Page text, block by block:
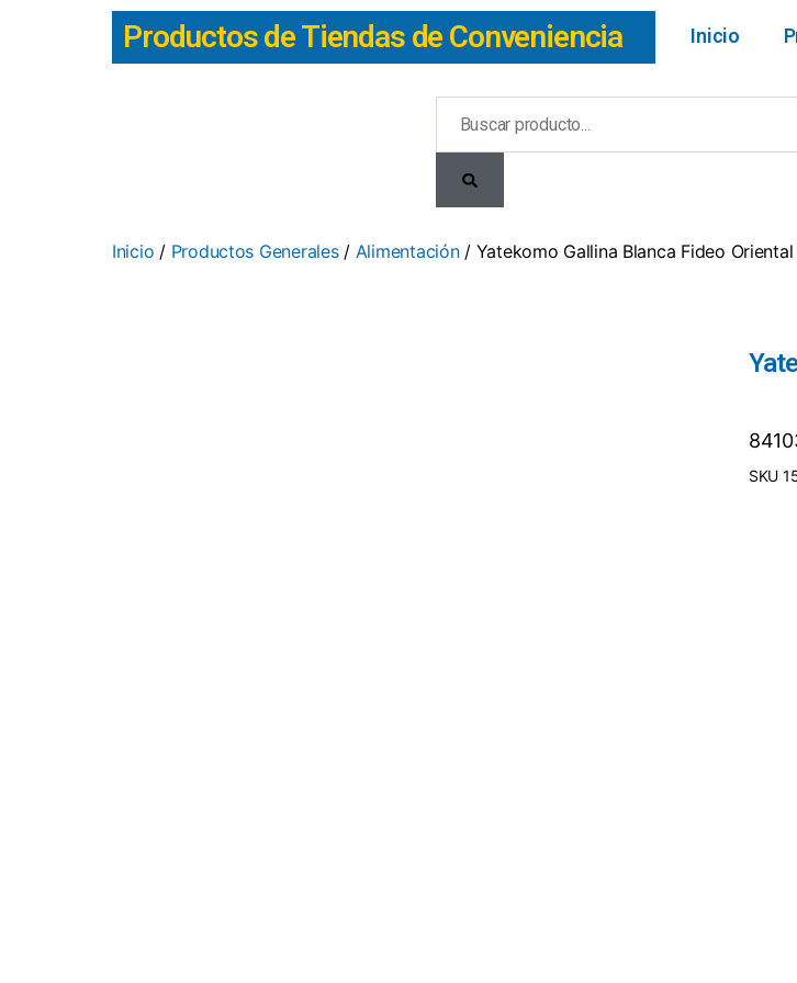
Productos de Tiendas de Conveniencia Inicio
Inicio / Productos Generales/ Alimentación/ Yatekomo Gallina Blanca Fideo
SKU